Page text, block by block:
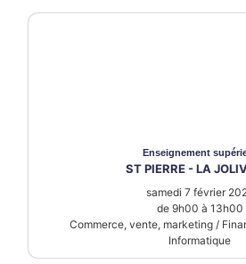
Enseignement
ST PIERRE - LA
samedi 7 février
de 9h00 à 13h00
Commerce, vente, marketing /
Informatique